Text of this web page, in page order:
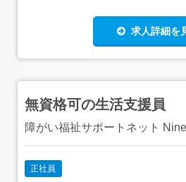
求人詳細を
無資格可の生活支援員
障がい福祉サポートネット
正社員